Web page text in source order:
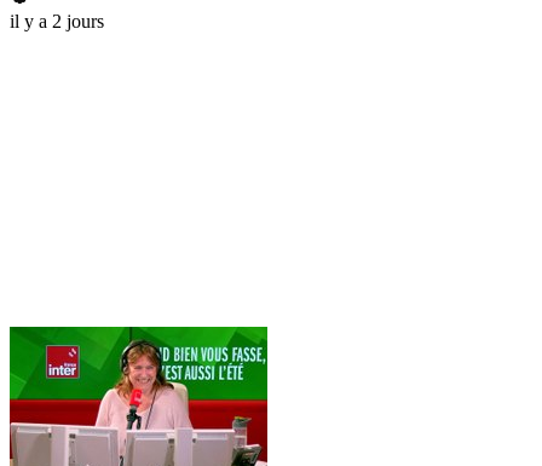
il y a 2 jours